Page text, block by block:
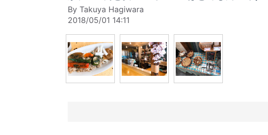
By Takuya Hagiwara
2018/05/01 14:11